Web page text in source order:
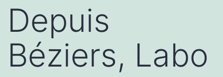
Depuis
Béziers, Labo